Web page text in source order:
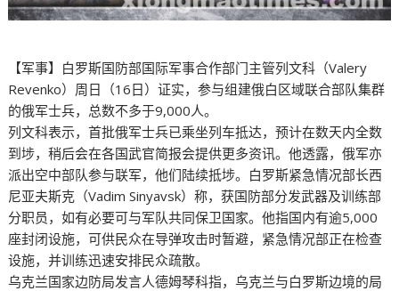
【军事】白罗斯国防部国际军事合作部门主管列文科（Valery
Revenko）周日（16日）证实，参与组建俄白区域联合部队集群
的俄军士兵，总数不多于9,000人。
列文科表示，首批俄军士兵已乘坐列车抵达，预计在数天内全数
到埗，稍后会在各国武官简报会提供更多资讯。他透露，俄军亦
派出空中部队参与联军，他们陆续抵埗。白罗斯紧急情况部长西
尼亚夫斯克（Vadim Sinyavsk）称，获国防部分发武器及训练部
分职员，如有必要可与军队共同保卫国家。他指国内有逾5,000
座封闭设施，可供民众在导弹攻击时暂避，紧急情况部正在检查
设施，并训练迅速安排民众疏散。
乌克兰国家边防局发言人德姆琴科指，乌克兰与白罗斯边境的局